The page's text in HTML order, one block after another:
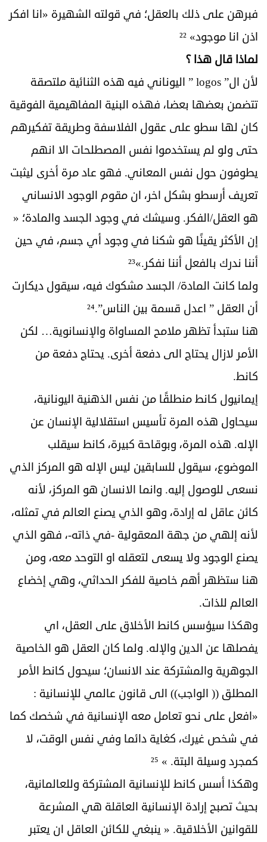
فبرهن على ذلك بالعقل؛ في قولته الشهيرة «انا افكر
اذن انا موجود» ²²
لماذا قال هذا ؟
لأن ال” logos ” اليوناني فيه هذه الثنائية ملتصقة
تتضمن بعضها بعضا، فهذه البنية المفاهيمية الفوقية
كان لها سطو على عقول الفلاسفة وطريقة تفكيرهم
حتى ولو لم يستخدموا نفس المصطلحات الا انهم
يطوفون حول نفس المعاني. فهو عاد مرة أخرى ليثبت
تعريف أرسطو بشكل اخر، ان مقوم الوجود الانساني
هو العقل/الفكر. وسيشك في وجود الجسد والمادة؛ «
إن الأكثر يقينًا هو شكنا في وجود أي جسم، في حين
أننا ندرك بالفعل أننا نفكر.»²³
ولما كانت المادة/ الجسد مشكوك فيه، سيقول ديكارت
أن العقل ” اعدل قسمة بين الناس”.²⁴
هنا ستبدأ تظهر ملامح المساواة والإنسانوية… لكن
الأمر لازال يحتاج الى دفعة أخرى. يحتاج دفعة من
كانط.
إيمانيول كانط منطلقًا من نفس الذهنية اليونانية،
سيحاول هذه المرة تأسيس استقلالية الإنسان عن
الإله. هذه المرة، وبوقاحة كبيرة، كانط سيقلب
الموضوع، سيقول للسابقين ليس الإله هو المركز الذي
نسعى للوصول إليه. وانما الانسان هو المركز، لأنه
كائن عاقل له إرادة، وهو الذي يصنع العالم في تمثله،
لأنه إلهي من جهة المعقولية -في ذاته-، فهو الذي
يصنع الوجود ولا يسعى لتعقله او التوحد معه، ومن
هنا ستظهر أهم خاصية للفكر الحداثي، وهي إخضاع
العالم للذات.
وهكذا سيؤسس كانط الأخلاق على العقل، اي
يفصلها عن الدين والإله. ولما كان العقل هو الخاصية
الجوهرية والمشتركة عند الانسان؛ سيحول كانط الأمر
المطلق (( الواجب)) الى قانون عالمي للإنسانية :
«افعل على نحو تعامل معه الإنسانية في شخصك كما
في شخص غيرك، كغاية دائما وفي نفس الوقت، لا
كمجرد وسيلة البتة. » ²⁵
وهكذا أسس كانط للإنسانية المشتركة وللعالمانية،
بحيث تصبح إرادة الإنسانية العاقلة هي المشرعة
للقوانين الأخلاقية. « ينبغي للكائن العاقل ان يعتبر